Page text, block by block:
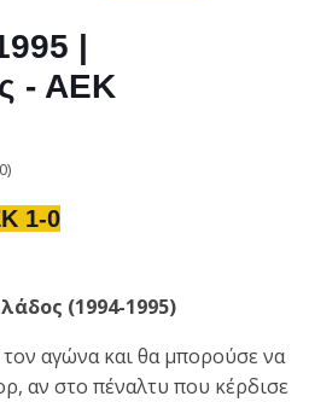
|
- ΑΕΚ
1-0
(1994-1995)
αγώνα και θα μπορούσε να
αν στο πέναλτυ που κέρδισε